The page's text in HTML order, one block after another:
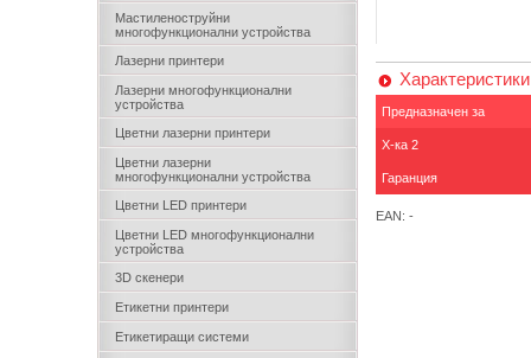
Мастиленоструйни
многофункционални устройства
Лазерни принтери
Лазерни многофункционални
устройства
Цветни лазерни принтери
Цветни лазерни
многофункционални устройства
Цветни LED принтери
Цветни LED многофункционални
устройства
3D скенери
Етикетни принтери
Етикетиращи системи
Характеристики
Предназначен за
Х-ка 2
Гаранция
EAN: -